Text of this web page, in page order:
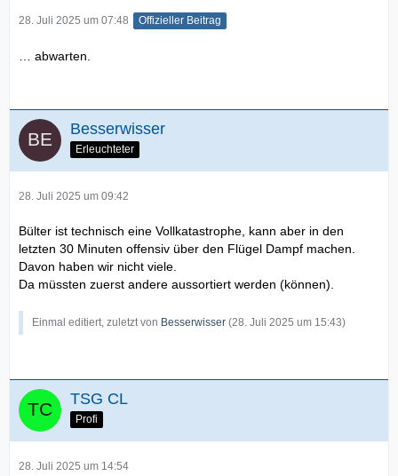
28. Juli 2025 um 07:48 Offizieller Beitrag
… abwarten.
Besserwisser
Erleuchteter
28. Juli 2025 um 09:42
Bülter ist technisch eine Vollkatastrophe, kann aber in den
letzten 30 Minuten offensiv über den Flügel Dampf machen.
Davon haben wir nicht viele.
Da müssten zuerst andere aussortiert werden (können).
Einmal editiert, zuletzt von Besserwisser (28. Juli 2025 um 15:43)
TSG CL
Profi
28. Juli 2025 um 14:54